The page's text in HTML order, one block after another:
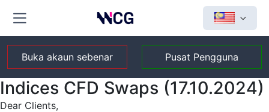
Buka akaun sebenar Pusat Pengguna
Indices CFD Swaps (17.10.2024)
Dear Clients,